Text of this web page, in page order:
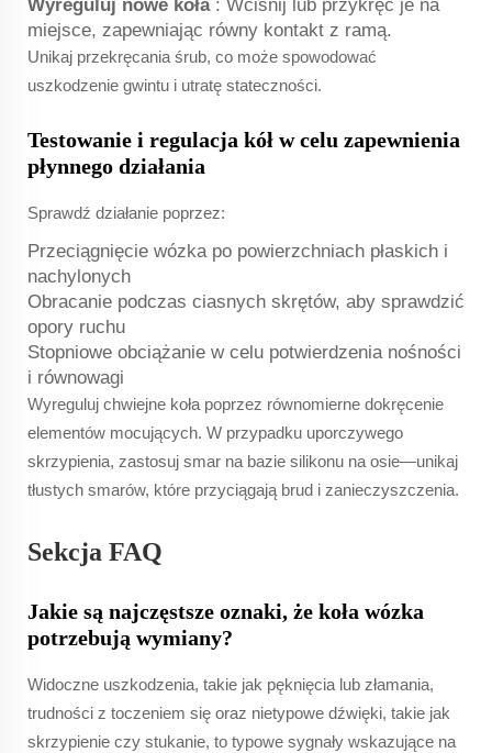
Wyreguluj nowe koła : Wciśnij lub przykręć je na
miejsce, zapewniając równy kontakt z ramą.
Unikaj przekręcania śrub, co może spowodować
uszkodzenie gwintu i utratę stateczności.
Testowanie i regulacja kół w celu zapewnienia
płynnego działania
Sprawdź działanie poprzez:
Przeciągnięcie wózka po powierzchniach płaskich i
nachylonych
Obracanie podczas ciasnych skrętów, aby sprawdzić
opory ruchu
Stopniowe obciążanie w celu potwierdzenia nośności
i równowagi
Wyreguluj chwiejne koła poprzez równomierne dokręcenie
elementów mocujących. W przypadku uporczywego
skrzypienia, zastosuj smar na bazie silikonu na osie—unikaj
tłustych smarów, które przyciągają brud i zanieczyszczenia.
Sekcja FAQ
Jakie są najczęstsze oznaki, że koła wózka
potrzebują wymiany?
Widoczne uszkodzenia, takie jak pęknięcia lub złamania,
trudności z toczeniem się oraz nietypowe dźwięki, takie jak
skrzypienie czy stukanie, to typowe sygnały wskazujące na